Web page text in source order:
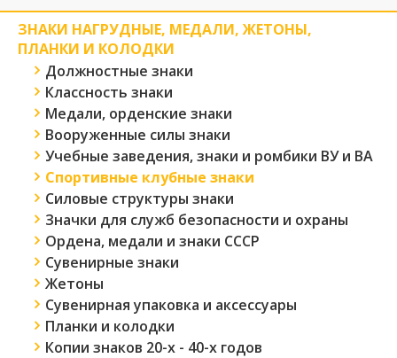
ЗНАКИ НАГРУДНЫЕ, МЕДАЛИ, ЖЕТОНЫ,
ПЛАНКИ И КОЛОДКИ
Должностные знаки
Классность знаки
Медали, орденские знаки
Вооруженные силы знаки
Учебные заведения, знаки и ромбики ВУ и ВА
Спортивные клубные знаки
Силовые структуры знаки
Значки для служб безопасности и охраны
Ордена, медали и знаки СССР
Сувенирные знаки
Жетоны
Сувенирная упаковка и аксессуары
Планки и колодки
Копии знаков 20-х - 40-х годов